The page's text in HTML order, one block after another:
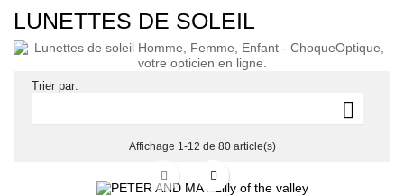
LUNETTES DE SOLEIL
Trier par:

Affichage 1-12 de 80 article(s)